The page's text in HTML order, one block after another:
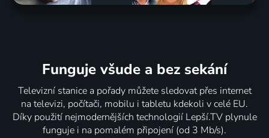
Funguje všude a bez sekání
Televizní stanice a pořady můžete sledovat přes internet
na televizi, počítači, mobilu i tabletu kdekoli v celé EU.
Díky použití nejmodernějších technologií Lepší.TV plynule
funguje i na pomalém připojení (od 3 Mb/s).